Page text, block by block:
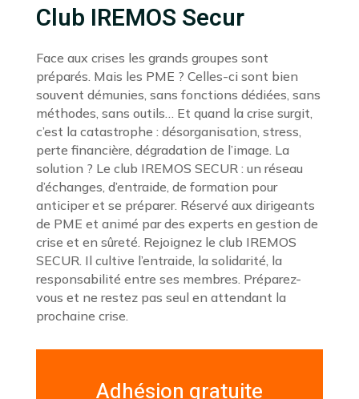
Club IREMOS Secur
Face aux crises les grands groupes sont
préparés. Mais les PME ? Celles-ci sont bien
souvent démunies, sans fonctions dédiées, sans
méthodes, sans outils… Et quand la crise surgit,
c’est la catastrophe : désorganisation, stress,
perte financière, dégradation de l’image. La
solution ? Le club IREMOS SECUR : un réseau
d’échanges, d’entraide, de formation pour
anticiper et se préparer. Réservé aux dirigeants
de PME et animé par des experts en gestion de
crise et en sûreté. Rejoignez le club IREMOS
SECUR. Il cultive l’entraide, la solidarité, la
responsabilité entre ses membres. Préparez-
vous et ne restez pas seul en attendant la
prochaine crise.
Adhésion gratuite